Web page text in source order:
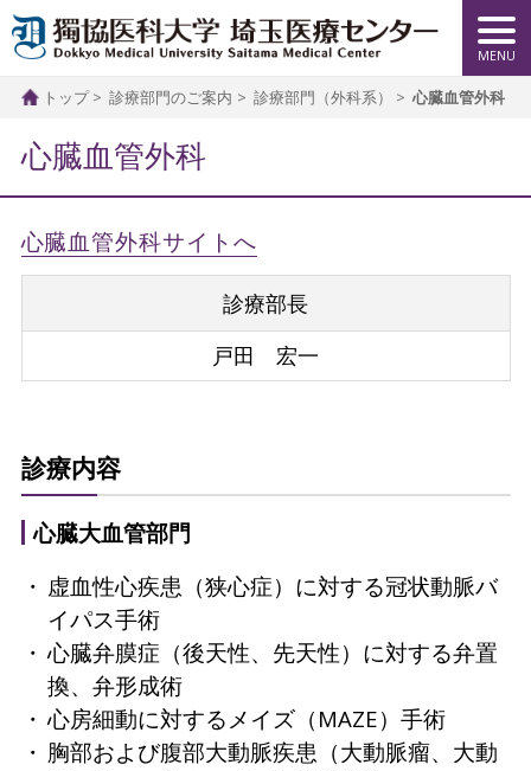
トップ 診療部門のご案内 診療部門（外科系） 心臓血管外科
心臓血管外科
心臓血管外科サイトへ
診療部長
戸田 宏一
診療内容
心臓大血管部門
虚血性心疾患（狭心症）に対する冠状動脈バ
イパス手術
心臓弁膜症（後天性、先天性）に対する弁置
換、弁形成術
心房細動に対するメイズ（MAZE）手術
胸部および腹部大動脈疾患（大動脈瘤、大動